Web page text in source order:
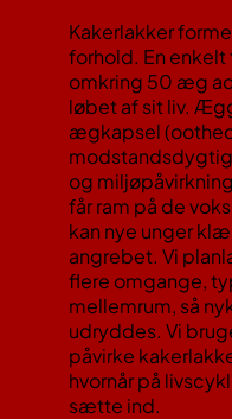
Kakerlakker
forhold. En
omkring 50 æg
løbet af sit liv​.
ægkapsel
og
får ram på de
kan nye unger
angrebet. Vi
flere omgange,
mellemrum, så
udryddes. Vi
påvirke
hvornår på
sætte ind.